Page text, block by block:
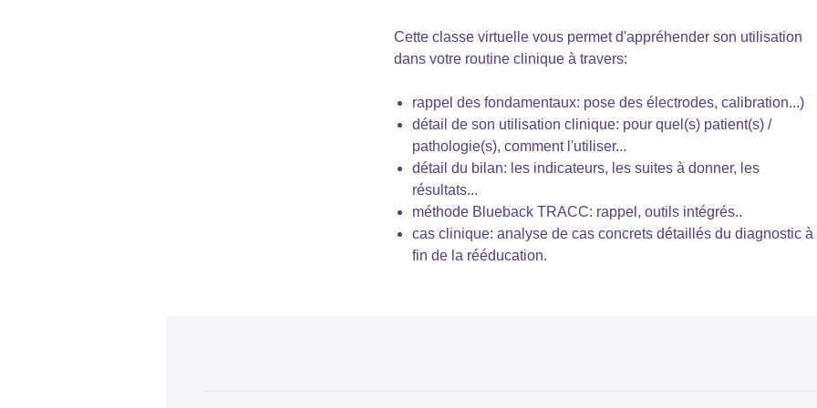
Cette classe virtuelle vous permet d'appréhender son utilisation
dans votre routine clinique à travers:
rappel des fondamentaux: pose des électrodes, calibration...)
détail de son utilisation clinique: pour quel(s) patient(s) /
pathologie(s), comment l'utiliser...
détail du bilan: les indicateurs, les suites à donner, les
résultats...
méthode Blueback TRACC: rappel, outils intégrés..
cas clinique: analyse de cas concrets détaillés du diagnostic à
fin de la rééducation.